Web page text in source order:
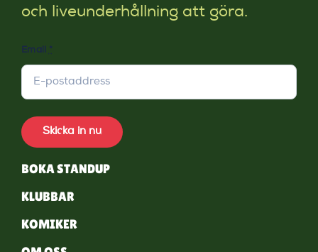
och liveunderhållning att göra.
Email *
Skicka in nu
BOKA STANDUP
KLUBBAR
KOMIKER